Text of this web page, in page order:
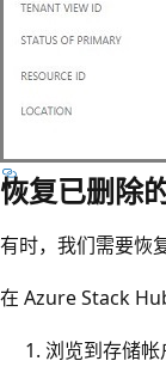
恢复已删除
有时，我们需要恢
在 Azure Stack
浏览到存储